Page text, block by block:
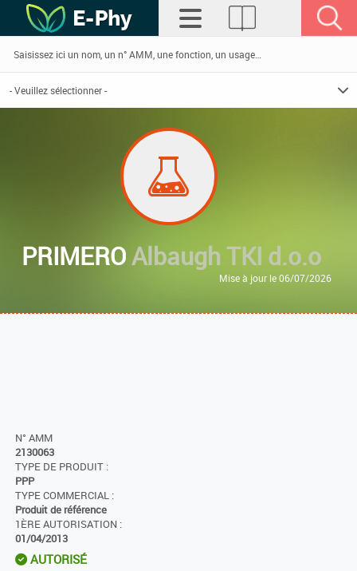
PRIMEROAlbaugh TKI d.o.o
Mise à jour le 06/07/2026
N° AMM
2130063
TYPE DE PRODUIT :
PPP
TYPE COMMERCIAL :
Produit de référence
1ÈRE AUTORISATION :
01/04/2013
AUTORISÉ